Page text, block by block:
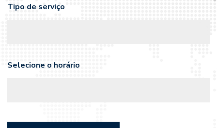
Tipo de serviço
Selecione o horário